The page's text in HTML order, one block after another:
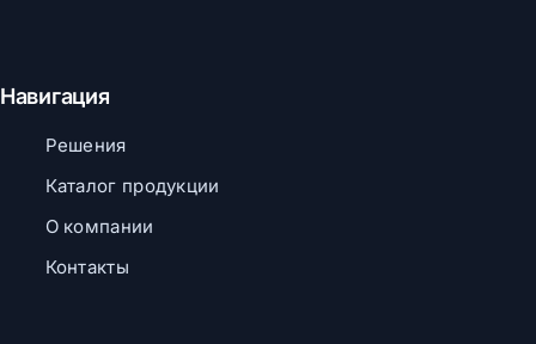
Навигация
Решения
Каталог продукции
О компании
Контакты